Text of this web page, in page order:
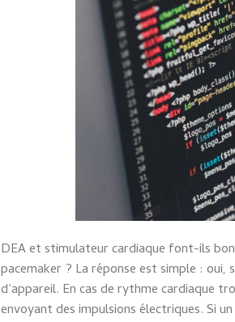
DEA et stimulateur cardiaque font-ils
pacemaker ? La réponse est simple :
d’appareil. En cas de rythme cardiaque
envoyant des impulsions électriques. Si